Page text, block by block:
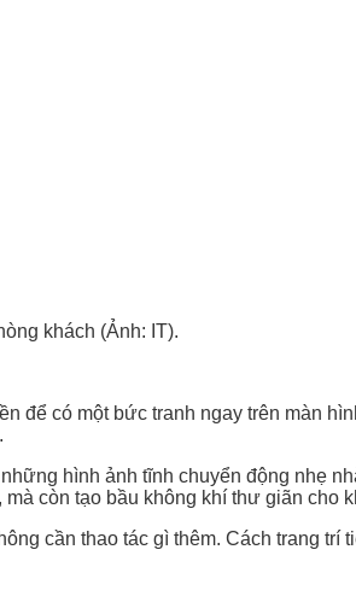
khách (Ảnh: IT).
để có một bức tranh ngay trên màn
hình ảnh tĩnh chuyển động nhẹ
còn tạo bầu không khí thư giãn cho
cần thao tác gì thêm. Cách trang